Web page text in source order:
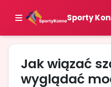
Sporty
Jak wiązać
wyglądać